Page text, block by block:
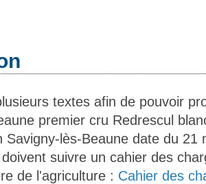
textes afin de pouvoir
premier cru Redrescul
Savigny-lès-Beaune date du 21
suivre un cahier des
de l'agriculture : Cahier des